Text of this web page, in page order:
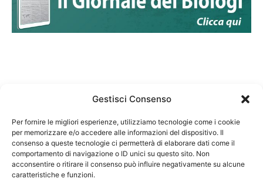
Gestisci Consenso
Per fornire le migliori esperienze, utilizziamo tecnologie come i cookie
per memorizzare e/o accedere alle informazioni del dispositivo. Il
consenso a queste tecnologie ci permetterà di elaborare dati come il
comportamento di navigazione o ID unici su questo sito. Non
acconsentire o ritirare il consenso può influire negativamente su alcune
caratteristiche e funzioni.
Federazione Nazionale Degli Ordini dei Biologi:
codice fiscale 80069130583
Responsabile sito internet www.fnob.it: Vincenzo